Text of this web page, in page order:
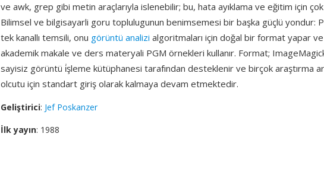
ve awk, grep gibi metin araçlarıyla islenebilir; bu, hata ayıklama ve eğitim için
Bilimsel ve bilgisayarli goru toplulugunun benimsemesi bir başka güçlü yondur:
tek kanallı temsili, onu görüntü analizi algoritmaları için doğal bir format yapar
akademik makale ve ders materyali PGM örnekleri kullanır. Format;
sayisiz görüntü i̇şleme kütüphanesi tarafından desteklenir ve birçok araştırma
olcutu için standart giriş olarak kalmaya devam etmektedir.
Geliştirici: Jef Poskanzer
İlk yayın: 1988